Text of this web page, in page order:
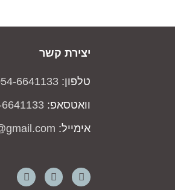
יצירת קשר
טלפון: 6641133
וואטסאפ:
אימייל: